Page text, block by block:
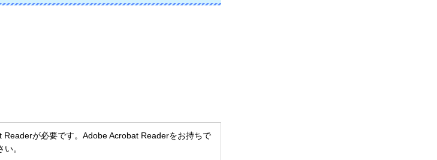
が必要です。Adobe Acrobat Readerをお持ちで
。